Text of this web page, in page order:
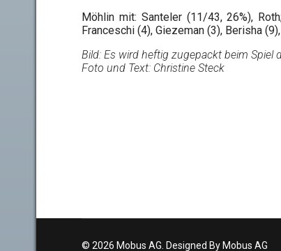
Möhlin mit: Santeler (11/43, 26%),
Franceschi (4), Giezeman (3), Berisha
Bild: Es wird heftig zugepackt beim Spiel
Foto und Text: Christine Steck
© 2026 Mobus AG. Designed By Mobus AG